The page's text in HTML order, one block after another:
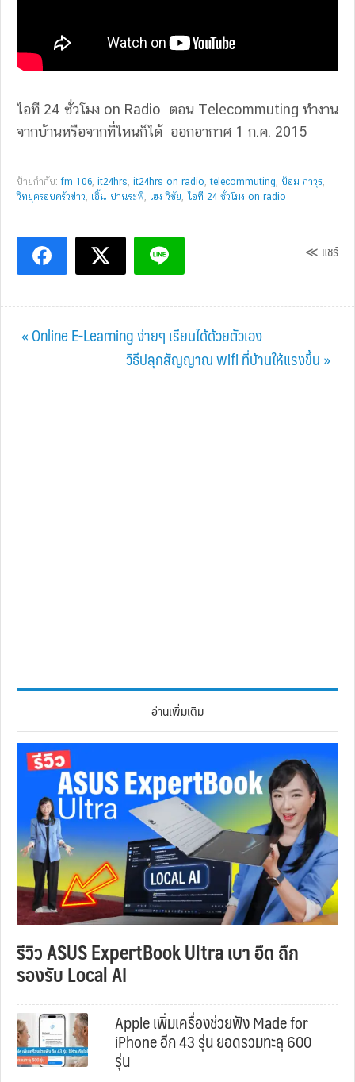
ไอที 24 ชั่วโมง on Radio ตอน Telecommuting ทำงาน
จากบ้านหรือจากที่ไหนก็ได้ ออกอากาศ 1 ก.ค. 2015
ป้ายกำกับ:fm 106, it24hrs, it24hrs on radio,telecommuting, ป้อม ภาวุธ,
วิทยุครอบครัวข่าว, เอิ้น ปานระพี, เฮง วิชัย, ไอที 24 ชั่วโมง on radio
≪ แชร์
Previous
« Online E-Learning ง่ายๆ เรียนได้ด้วยตัวเอง
Next
Post:
วิธีปลุกสัญญาณ wifi ที่บ้านให้แรงขึ้น »
อ่านเพิ่มเติม
รีวิว ASUS ExpertBook Ultra เบา อึด ถึก
รองรับ Local AI
Apple เพิ่มเครื่องช่วยฟัง Made for
iPhone อีก 43 รุ่น ยอดรวมทะลุ 600
รุ่น